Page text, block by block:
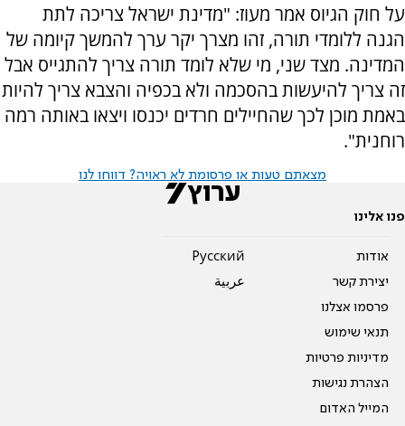
על חוק הגיוס אמר מעוז: "מדינת ישראל צריכה לתת
הגנה ללומדי תורה, זהו מצרך יקר ערך להמשך קיומה של
המדינה. מצד שני, מי שלא לומד תורה צריך להתגייס אבל
זה צריך להיעשות בהסכמה ולא בכפיה והצבא צריך להיות
באמת מוכן לכך שהחיילים חרדים יכנסו ויצאו באותה רמה
רוחנית".
מצאתם טעות או פרסומת לא ראויה? דווחו לנו
פנו אלינו
אודות
יצירת קשר
פרסמו אצלנו
תנאי שימוש
מדיניות פרטיות
הצהרת נגישות
המייל האדום
Pусский
عربية